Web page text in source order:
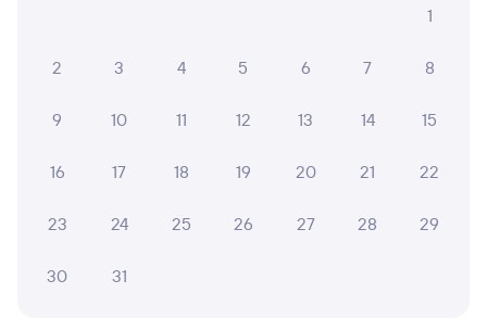
1
2 3 4 5 6 7 8
9 10 11 12 13 14 15
16 17 18 19 20 21 22
23 24 25 26 27 28 29
30 31